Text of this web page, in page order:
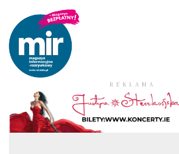
REKLAMA